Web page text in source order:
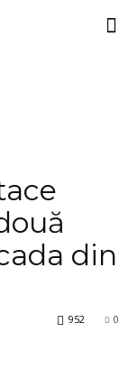
din
0
952